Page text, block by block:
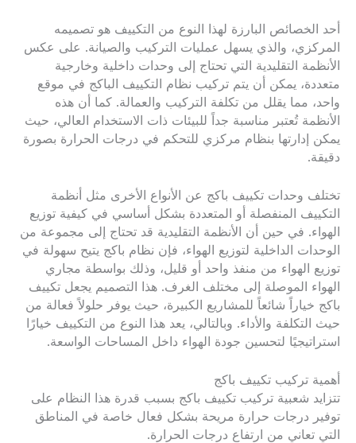
أحد الخصائص البارزة لهذا النوع من التكييف هو تصميمه
المركزي، والذي يسهل عمليات التركيب والصيانة. على عكس
الأنظمة التقليدية التي تحتاج إلى وحدات داخلية وخارجية
متعددة، يمكن أن يتم تركيب نظام التكييف الباكج في موقع
واحد، مما يقلل من تكلفة التركيب والعمالة. كما أن هذه
الأنظمة تُعتبر مناسبة جداً للبيئات ذات الاستخدام العالي، حيث
يمكن إدارتها بنظام مركزي للتحكم في درجات الحرارة بصورة
دقيقة.
تختلف وحدات تكييف باكج عن الأنواع الأخرى مثل أنظمة
التكييف المنفصلة أو المتعددة بشكل أساسي في كيفية توزيع
الهواء. في حين أن الأنظمة التقليدية قد تحتاج إلى مجموعة من
الوحدات الداخلية لتوزيع الهواء، فإن نظام باكج يتيح سهولة في
توزيع الهواء من منفذ واحد أو قليل، وذلك بواسطة مجاري
الهواء الموصلة إلى مختلف الغرف. هذا التصميم يجعل تكييف
باكج خياراً شائعاً للمشاريع الكبيرة، حيث يوفر حلولاً فعالة من
حيث التكلفة والأداء. وبالتالي، يعد هذا النوع من التكييف خيارًا
استراتيجيًا لتحسين جودة الهواء داخل المساحات الواسعة.
أهمية تركيب تكييف باكج
تتزايد شعبية تركيب تكييف باكج بسبب قدرة هذا النظام على
توفير درجات حرارة مريحة بشكل فعال خاصة في المناطق
التي تعاني من ارتفاع درجات الحرارة.